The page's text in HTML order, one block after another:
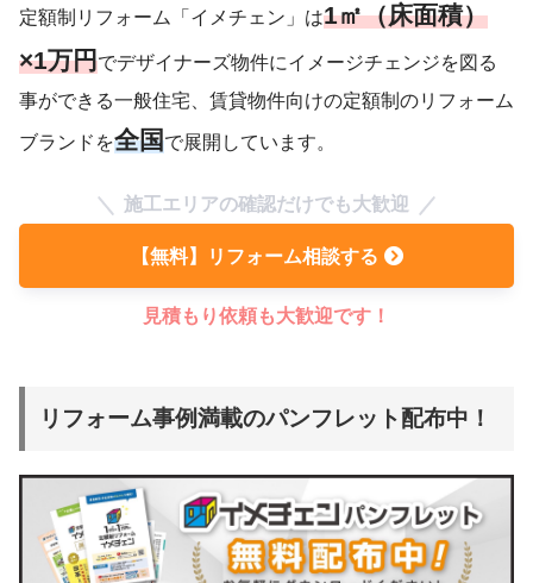
定額制リフォーム「イメチェン」は1㎡（床面積）
×1万円でデザイナーズ物件にイメージチェンジを図る
事ができる一般住宅、賃貸物件向けの定額制のリフォーム
ブランドを全国で展開しています。
施工エリアの確認だけでも大歓迎
【無料】リフォーム相談する
見積もり依頼も大歓迎です！
リフォーム事例満載のパンフレット配布中！